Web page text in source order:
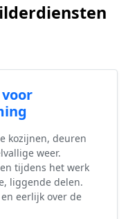
kozijnen, deuren
weer.
tijdens het werk
liggende delen.
eerlijk over de